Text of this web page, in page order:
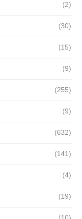
(2)
(30)
(15)
(9)
(255)
(9)
(632)
(141)
(4)
(19)